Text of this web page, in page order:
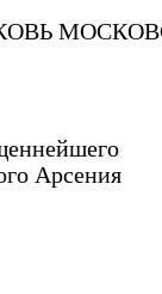
Арсения